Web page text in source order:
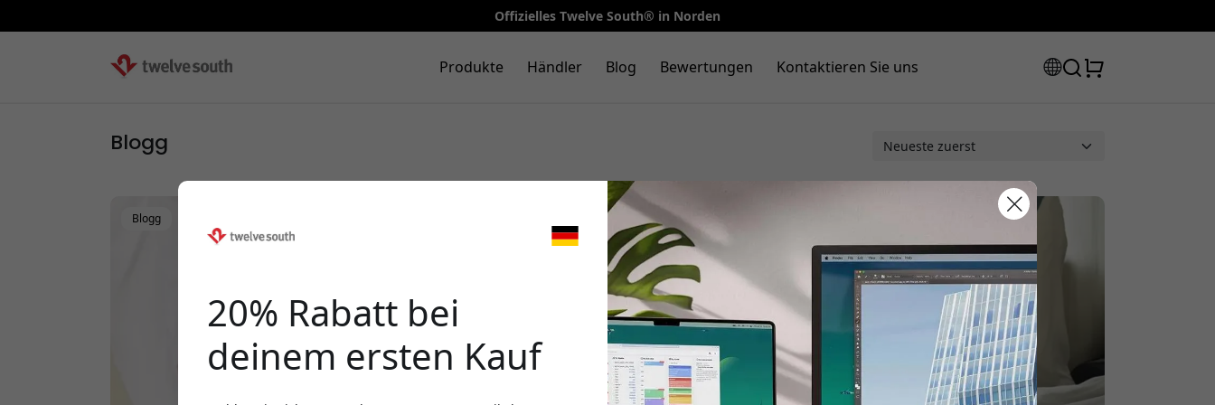
Offizielles Twelve South® in Norden
Produkte Händler Blog Bewertungen Kontaktieren Sie uns
Blogg
Blogg Blogg
20% Rabatt bei
deinem ersten Kauf
🎉 Dein Rabattcode:
Verwende diesen Code an der Kasse, um 20% Rabatt zu